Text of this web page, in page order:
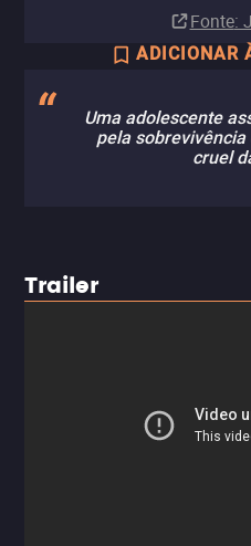
Fonte:
ADICIONAR
Uma adolescente
pela
cruel
Trailer